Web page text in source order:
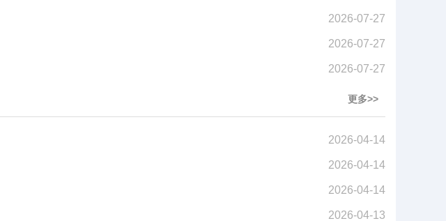
2026-07-27
2026-07-27
2026-07-27
更多>>
2026-04-14
2026-04-14
2026-04-14
2026-04-13